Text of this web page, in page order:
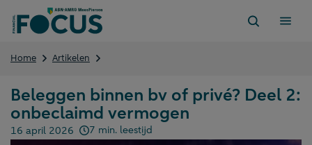
naar
Home Artikelen
of
privé?
Deel
2:
Beleggen binnen bv of privé? Deel 2:
onbeclaimd vermogen
Gepubliceerd op:
16 april 2026 7 min. leestijd